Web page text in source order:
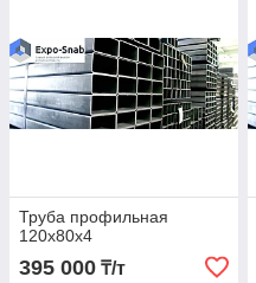
Труба профильная
120х80х4
395 000 ₸/т